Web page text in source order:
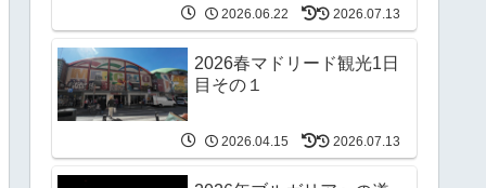
2026.06.22 2026.07.13
2026春マドリード観光1日
目その１
2026.04.15 2026.07.13